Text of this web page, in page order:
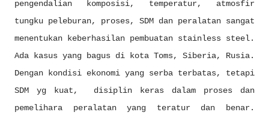
pengendalian komposisi, temperatur, atmosfir
tungku peleburan, proses, SDM dan peralatan sangat
menentukan keberhasilan pembuatan stainless steel.
Ada kasus yang bagus di kota Toms, Siberia, Rusia.
Dengan kondisi ekonomi yang serba terbatas, tetapi
SDM yg kuat, disiplin keras dalam proses dan
pemelihara peralatan yang teratur dan benar.